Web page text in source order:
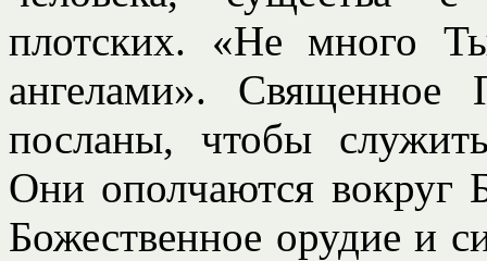
плотских. «Не много
ангелами». Священное
посланы, чтобы
Они ополчаются вокруг
Божественное орудие и